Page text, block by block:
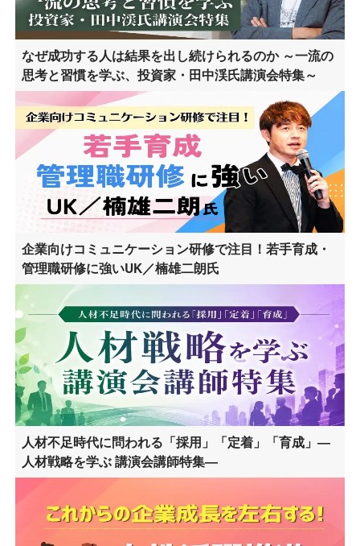
なぜ成功する人は結果を出し続けられるのか ～一流の
思考と習慣を学ぶ、投資家・田中渓氏講演会特集～
企業向けコミュニケーション研修で注目！若手育成・
管理職研修に強いUK／楠雄二朗氏
人材不足時代に問われる「採用」「定着」「育成」―
人材戦略を学ぶ 講演会講師特集―